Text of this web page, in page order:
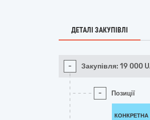
ДЕТАЛІ ЗАКУПІВЛІ
- Закупівля: 19 000
- Позиції
КОНКРЕТНА